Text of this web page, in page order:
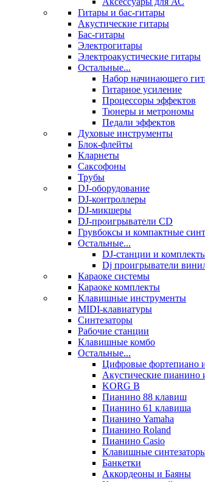
Гитары и бас-гитары
Акустические гитары
Бас-гитары
Электрогитары
Электроакустические гитары
Остальные...
Набор начинающего
Гитарное усиление
Процессоры эффектов
Тюнеры и метрономы
Педали эффектов
Духовые инструменты
Блок-флейты
Кларнеты
Саксофоны
Трубы
DJ-оборудование
DJ-контроллеры
DJ-микшеры
DJ-проигрыватели CD
Грувбоксы и компактные
Остальные...
DJ-станции и
Dj проигрыватели
Караоке системы
Караоке комплекты
Клавишные инструменты
MIDI-клавиатуры
Синтезаторы
Рабочие станции
Клавишные комбо
Остальные...
Цифровые фортепиано
Акустические пианино
KORG B
Пианино 88 клавиш
Пианино 61 клавиша
Пианино Yamaha
Пианино Roland
Пианино Casio
Клавишные
Банкетки
Аккордеоны и Баяны